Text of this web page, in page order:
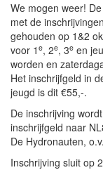
We mogen weer!
met de
gehouden op 1&2
voor 1 e, 2e, 3e en
worden en
Het inschrijfgeld in
jeugd is dit €55,-.
De inschrijving
inschrijfgeld naar
De Hydronauten,
Inschrijving sluit op